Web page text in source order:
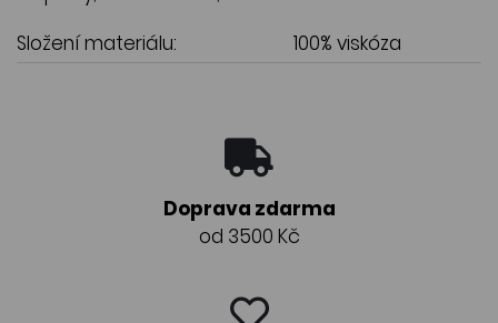
Složení materiálu:
100% viskóza
Doprava zdarma
od 3500 Kč